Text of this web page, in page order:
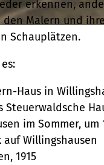
erkennen,
Malern und
Schauplätzen.
Haus in
im Sommer, um
Willingshausen
1915